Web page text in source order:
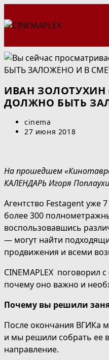
к
ИВАН ЗОЛОТУХИН
ДОЛЖНО БЫТЬ
Автор
записи:
cinema
Запись
27 июня 2018
На прошедшем
КАЛЕНДАРЬ Игоря
Агентство Festagent уже
более 300
воспользовавшись
— могут найти
продвижения и всеми
CINEMAPLEX поговорил
почему оно важно и
Почему вы решили
После окончания ВГИКа
и мы решили собрать ее
направление.